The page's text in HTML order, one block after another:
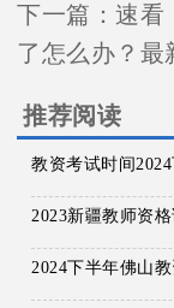
下一篇：速看
了怎么办？
推荐阅读
教资考试时间
2023新疆教师资
2024下半年佛山